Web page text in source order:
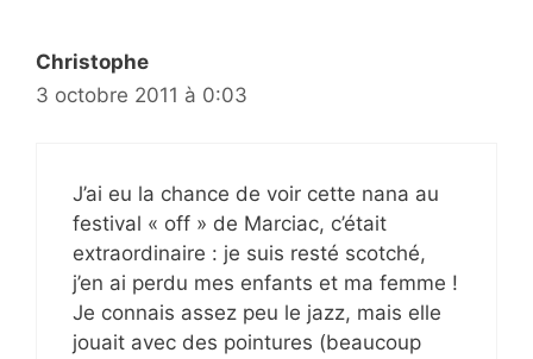
Christophe
3 octobre 2011 à 0:03
J’ai eu la chance de voir cette nana au
festival « off » de Marciac, c’était
extraordinaire : je suis resté scotché,
j’en ai perdu mes enfants et ma femme !
Je connais assez peu le jazz, mais elle
jouait avec des pointures (beaucoup